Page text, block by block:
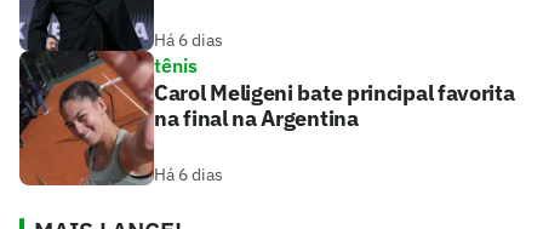
Há 6 dias
tênis
Carol Meligeni bate principal favorita
na final na Argentina
Há 6 dias